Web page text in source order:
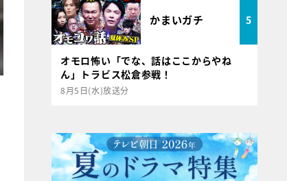
かまいガチ 5
オモロ怖い「でな、話はここからやね
ん」トラビス松倉参戦！
8月5日(水)放送分